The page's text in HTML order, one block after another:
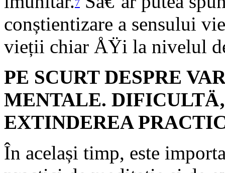
7
conștientizare a sensului
vieții chiar ÅŸi la nivelul
PE SCURT DESPRE
MENTALE.
EXTINDEREA
În același timp, este